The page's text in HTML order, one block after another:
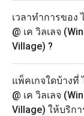
เวลาทำการของ
@ เค วิลเลจ
Village) ?
แพ็คเกจใดบ้างที่
@ เค วิลเลจ
Village) ให้บริกา